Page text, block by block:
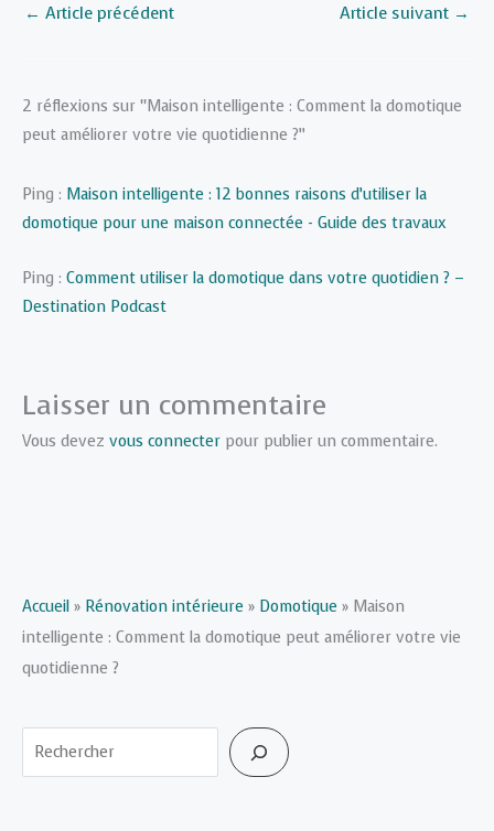
← Article précédent Article suivant →
2 réflexions sur “Maison intelligente : Comment la domotique
peut améliorer votre vie quotidienne ?”
Ping : Maison intelligente : 12 bonnes raisons d’utiliser la
domotique pour une maison connectée - Guide des travaux
Ping : Comment utiliser la domotique dans votre quotidien ? –
Destination Podcast
Laisser un commentaire
Vous devez vous connecter pour publier un commentaire.
Accueil » Rénovation intérieure » Domotique » Maison
intelligente : Comment la domotique peut améliorer votre vie
quotidienne ?
Rechercher